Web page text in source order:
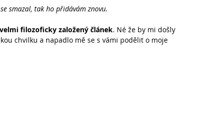
smazal, tak ho přidávám znovu.
velmi filozoficky založený článek. Né že by mi došly
chvilku a napadlo mě se s vámi podělit o moje